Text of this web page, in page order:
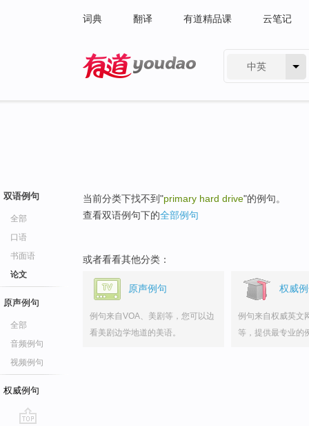
词典 翻译 有道精品课 云笔记
中英
双语例句
全部
口语
书面语
论文
原声例句
全部
音频例句
视频例句
权威例句
当前分类下找不到"primary hard drive"的例句。
查看双语例句下的全部例句
或者看看其他分类：
原声例句
例句来自VOA、美剧等，您可以边
看美剧边学地道的美语。
权威
例句来自权威英文
等，提供最专业的